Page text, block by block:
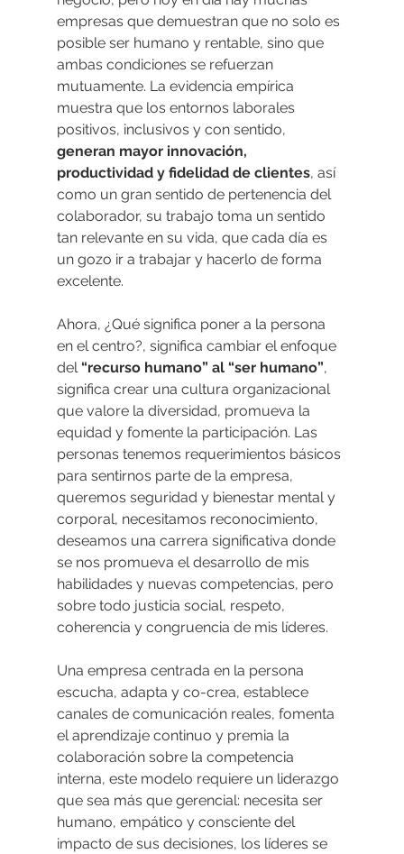
empresas que demuestran que no solo es
posible ser humano y rentable, sino que
ambas condiciones se refuerzan
mutuamente. La evidencia empírica
muestra que los entornos laborales
positivos, inclusivos y con sentido,
generan mayor innovación,
productividad y fidelidad de clientes, así
como un gran sentido de pertenencia del
colaborador, su trabajo toma un sentido
tan relevante en su vida, que cada día es
un gozo ir a trabajar y hacerlo de forma
excelente.
Ahora, ¿Qué significa poner a la persona
en el centro?, significa cambiar el enfoque
del “recurso humano” al “ser humano”,
significa crear una cultura organizacional
que valore la diversidad, promueva la
equidad y fomente la participación. Las
personas tenemos requerimientos básicos
para sentirnos parte de la empresa,
queremos seguridad y bienestar mental y
corporal, necesitamos reconocimiento,
deseamos una carrera significativa donde
se nos promueva el desarrollo de mis
habilidades y nuevas competencias, pero
sobre todo justicia social, respeto,
coherencia y congruencia de mis líderes.
Una empresa centrada en la persona
escucha, adapta y co-crea, establece
canales de comunicación reales, fomenta
el aprendizaje continuo y premia la
colaboración sobre la competencia
interna, este modelo requiere un liderazgo
que sea más que gerencial: necesita ser
humano, empático y consciente del
impacto de sus decisiones, los líderes se